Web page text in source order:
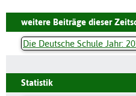
weitere Beiträge dieser
Die Deutsche Schule Jahr:
Statistik